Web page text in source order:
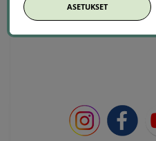
7
of
ASETUKSET